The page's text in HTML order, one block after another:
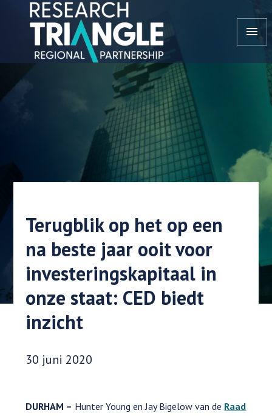
Doorgaan naar artikel
menu
Terugblik op het op een
na beste jaar ooit voor
investeringskapitaal in
onze staat: CED biedt
inzicht
Datum gepubliceerd:
30 juni 2020
DURHAM – Hunter Young en Jay Bigelow van de Raad